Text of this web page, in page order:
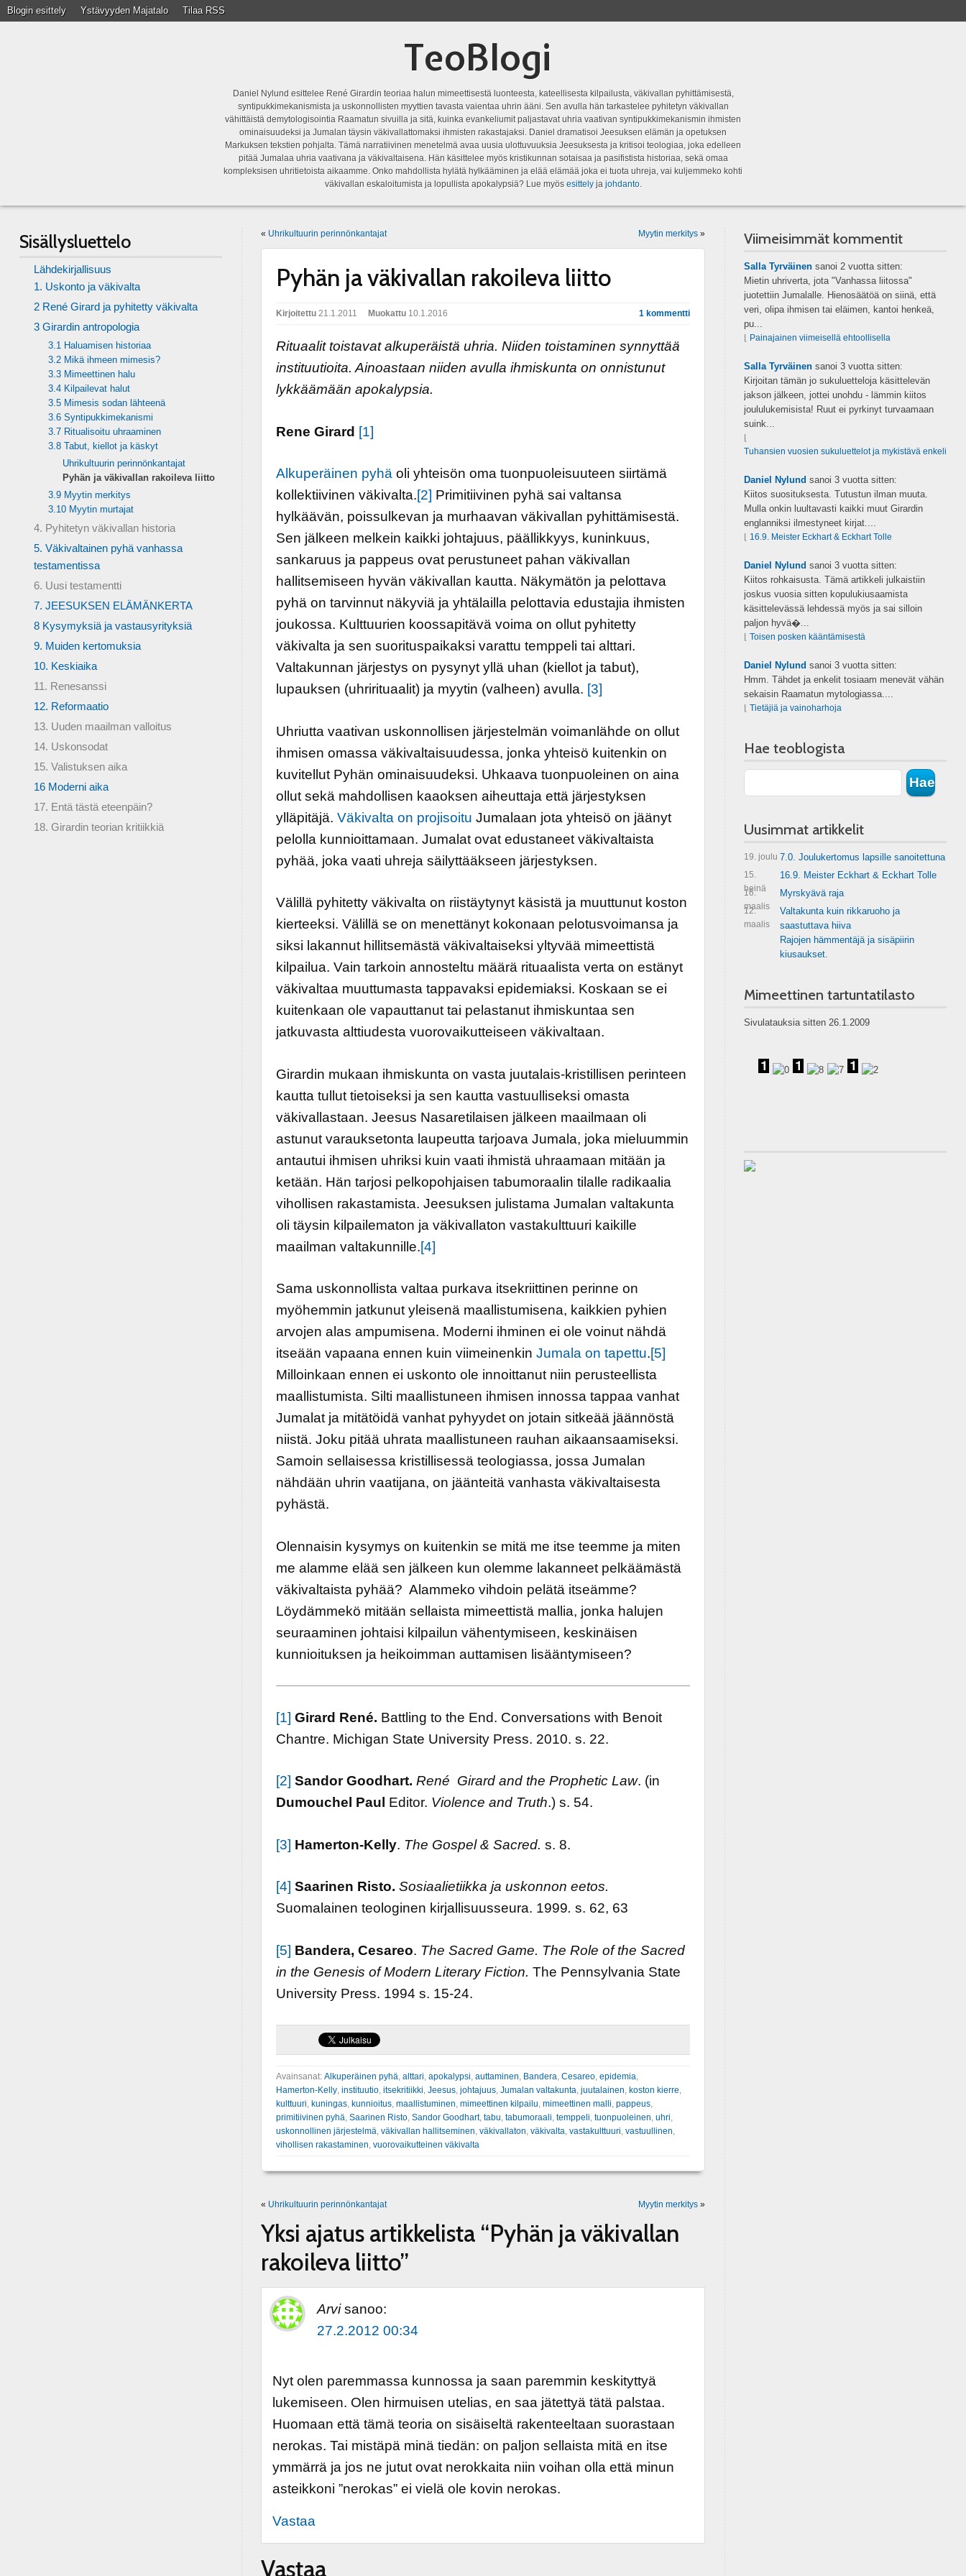
Blogin esittely Ystävyyden Majatalo Tilaa RSS
TeoBlogi
Daniel Nylund esittelee René Girardin teoriaa halun mimeettisestä luonteesta, kateellisesta kilpailusta, väkivallan pyhittämisestä,
syntipukkimekanismista ja uskonnollisten myyttien tavasta vaientaa uhrin ääni. Sen avulla hän tarkastelee pyhitetyn väkivallan
vähittäistä demytologisointia Raamatun sivuilla ja sitä, kuinka evankeliumit paljastavat uhria vaativan syntipukkimekanismin ihmisten
ominaisuudeksi ja Jumalan täysin väkivallattomaksi ihmisten rakastajaksi. Daniel dramatisoi Jeesuksen elämän ja opetuksen
Markuksen tekstien pohjalta. Tämä narratiivinen menetelmä avaa uusia ulottuvuuksia Jeesuksesta ja kritisoi teologiaa, joka edelleen
pitää Jumalaa uhria vaativana ja väkivaltaisena. Hän käsittelee myös kristikunnan sotaisaa ja pasifistista historiaa, sekä omaa
kompleksisen uhritietoista aikaamme. Onko mahdollista hylätä hylkääminen ja elää elämää joka ei tuota uhreja, vai kuljemmeko kohti
väkivallan eskaloitumista ja lopullista apokalypsiä? Lue myös esittelyja johdanto.
« Uhrikultuurin perinnönkantajat Myytin merkitys »
Pyhän ja väkivallan rakoileva liitto
1 kommentti
Kirjoitettu21.1.2011 Muokattu10.1.2016
Rituaalit toistavat alkuperäistä uhria. Niiden toistaminen synnyttää
instituutioita. Ainoastaan niiden avulla ihmiskunta on onnistunut
lykkäämään apokalypsia.
Rene Girard [1]
Alkuperäinen pyhä oli yhteisön oma tuonpuoleisuuteen siirtämä
kollektiivinen väkivalta.[2] Primitiivinen pyhä sai valtansa
hylkäävän, poissulkevan ja murhaavan väkivallan pyhittämisestä.
Sen jälkeen melkein kaikki johtajuus, päällikkyys, kuninkuus,
sankaruus ja pappeus ovat perustuneet pahan väkivallan
hallitsemiseen hyvän väkivallan kautta. Näkymätön ja pelottava
pyhä on tarvinnut näkyviä ja yhtälailla pelottavia edustajia ihmisten
joukossa. Kulttuurien koossapitävä voima on ollut pyhitetty
väkivalta ja sen suorituspaikaksi varattu temppeli tai alttari.
Valtakunnan järjestys on pysynyt yllä uhan (kiellot ja tabut),
lupauksen (uhrirituaalit) ja myytin (valheen) avulla. [3]
Uhriutta vaativan uskonnollisen järjestelmän voimanlähde on ollut
ihmisen omassa väkivaltaisuudessa, jonka yhteisö kuitenkin on
kuvitellut Pyhän ominaisuudeksi. Uhkaava tuonpuoleinen on aina
ollut sekä mahdollisen kaaoksen aiheuttaja että järjestyksen
ylläpitäjä. Väkivalta on projisoitu Jumalaan jota yhteisö on jäänyt
pelolla kunnioittamaan. Jumalat ovat edustaneet väkivaltaista
pyhää, joka vaati uhreja säilyttääkseen järjestyksen.
Välillä pyhitetty väkivalta on riistäytynyt käsistä ja muuttunut koston
kierteeksi. Välillä se on menettänyt kokonaan pelotusvoimansa ja
siksi lakannut hillitsemästä väkivaltaiseksi yltyvää mimeettistä
kilpailua. Vain tarkoin annosteltu määrä rituaalista verta on estänyt
väkivaltaa muuttumasta tappavaksi epidemiaksi. Koskaan se ei
kuitenkaan ole vapauttanut tai pelastanut ihmiskuntaa sen
jatkuvasta alttiudesta vuorovaikutteiseen väkivaltaan.
Girardin mukaan ihmiskunta on vasta juutalais-kristillisen perinteen
kautta tullut tietoiseksi ja sen kautta vastuulliseksi omasta
väkivallastaan. Jeesus Nasaretilaisen jälkeen maailmaan oli
astunut varauksetonta laupeutta tarjoava Jumala, joka mieluummin
antautui ihmisen uhriksi kuin vaati ihmistä uhraamaan mitään ja
ketään. Hän tarjosi pelkopohjaisen tabumoraalin tilalle radikaalia
vihollisen rakastamista. Jeesuksen julistama Jumalan valtakunta
oli täysin kilpailematon ja väkivallaton vastakulttuuri kaikille
maailman valtakunnille.[4]
Sama uskonnollista valtaa purkava itsekriittinen perinne on
myöhemmin jatkunut yleisenä maallistumisena, kaikkien pyhien
arvojen alas ampumisena. Moderni ihminen ei ole voinut nähdä
itseään vapaana ennen kuin viimeinenkin Jumala on tapettu.[5]
Milloinkaan ennen ei uskonto ole innoittanut niin perusteellista
maallistumista. Silti maallistuneen ihmisen innossa tappaa vanhat
Jumalat ja mitätöidä vanhat pyhyydet on jotain sitkeää jäännöstä
niistä. Joku pitää uhrata maallistuneen rauhan aikaansaamiseksi.
Samoin sellaisessa kristillisessä teologiassa, jossa Jumalan
nähdään uhrin vaatijana, on jäänteitä vanhasta väkivaltaisesta
pyhästä.
Olennaisin kysymys on kuitenkin se mitä me itse teemme ja miten
me alamme elää sen jälkeen kun olemme lakanneet pelkäämästä
väkivaltaista pyhää? Alammeko vihdoin pelätä itseämme?
Löydämmekö mitään sellaista mimeettistä mallia, jonka halujen
seuraaminen johtaisi kilpailun vähentymiseen, keskinäisen
kunnioituksen ja heikoimman auttamisen lisääntymiseen?
[1] Girard René. Battling to the End. Conversations with Benoit
Chantre. Michigan State University Press. 2010. s. 22.
[2] Sandor Goodhart. René Girard and the Prophetic Law. (in
Dumouchel Paul Editor. Violence and Truth.) s. 54.
[3] Hamerton-Kelly. The Gospel & Sacred. s. 8.
[4] Saarinen Risto. Sosiaalietiikka ja uskonnon eetos.
Suomalainen teologinen kirjallisuusseura. 1999. s. 62, 63
[5] Bandera, Cesareo. The Sacred Game. The Role of the Sacred
in the Genesis of Modern Literary Fiction. The Pennsylvania State
University Press. 1994 s. 15-24.
Avainsanat: Alkuperäinen pyhä, alttari, apokalypsi, auttaminen, Bandera, Cesareo, epidemia,
Hamerton-Kelly, instituutio, itsekritiikki, Jeesus, johtajuus, Jumalan valtakunta, juutalainen, koston kierre,
kulttuuri, kuningas, kunnioitus, maallistuminen, mimeettinen kilpailu, mimeettinen malli, pappeus,
primitiivinen pyhä, Saarinen Risto, Sandor Goodhart, tabu, tabumoraali, temppeli, tuonpuoleinen, uhri,
uskonnollinen järjestelmä, väkivallan hallitseminen, väkivallaton, väkivalta, vastakulttuuri, vastuullinen,
vihollisen rakastaminen, vuorovaikutteinen väkivalta
« Uhrikultuurin perinnönkantajat Myytin merkitys »
Yksi ajatus artikkelista “Pyhän ja väkivallan
rakoileva liitto”
Arvi sanoo:
27.2.2012 00:34
Nyt olen paremmassa kunnossa ja saan paremmin keskityttyä
lukemiseen. Olen hirmuisen utelias, en saa jätettyä tätä palstaa.
Huomaan että tämä teoria on sisäiseltä rakenteeltaan suorastaan
nerokas. Tai mistäpä minä tiedän: on paljon sellaista mitä en itse
ymmärrä ja jos ne jutut ovat nerokkaita niin voihan olla että minun
asteikkoni ”nerokas” ei vielä ole kovin nerokas.
Vastaa
Vastaa
Sisällysluettelo
Lähdekirjallisuus
1. Uskonto ja väkivalta
2 René Girard ja pyhitetty väkivalta
3 Girardin antropologia
3.1 Haluamisen historiaa
3.2 Mikä ihmeen mimesis?
3.3 Mimeettinen halu
3.4 Kilpailevat halut
3.5 Mimesis sodan lähteenä
3.6 Syntipukkimekanismi
3.7 Ritualisoitu uhraaminen
3.8 Tabut, kiellot ja käskyt
Uhrikultuurin perinnönkantajat
Pyhän ja väkivallan rakoileva liitto
3.9 Myytin merkitys
3.10 Myytin murtajat
4. Pyhitetyn väkivallan historia
5. Väkivaltainen pyhä vanhassa
testamentissa
6. Uusi testamentti
7. JEESUKSEN ELÄMÄNKERTA
8 Kysymyksiä ja vastausyrityksiä
9. Muiden kertomuksia
10. Keskiaika
11. Renesanssi
12. Reformaatio
13. Uuden maailman valloitus
14. Uskonsodat
15. Valistuksen aika
16 Moderni aika
17. Entä tästä eteenpäin?
18. Girardin teorian kritiikkiä
Viimeisimmät kommentit
Salla Tyrväinensanoi 2 vuotta sitten:
Mietin uhriverta, jota "Vanhassa liitossa"
juotettiin Jumalalle. Hienosäätöä on siinä, että
veri, olipa ihmisen tai eläimen, kantoi henkeä,
pu...
Painajainen viimeisellä ehtoollisella
Salla Tyrväinensanoi 3 vuotta sitten:
Kirjoitan tämän jo sukuluetteloja käsittelevän
jakson jälkeen, jottei unohdu - lämmin kiitos
joululukemisista! Ruut ei pyrkinyt turvaamaan
suink...
Tuhansien vuosien sukuluettelot ja mykistävä enkeli
Daniel Nylund sanoi 3 vuotta sitten:
Kiitos suosituksesta. Tutustun ilman muuta.
Mulla onkin luultavasti kaikki muut Girardin
englanniksi ilmestyneet kirjat....
16.9. Meister Eckhart & Eckhart Tolle
Daniel Nylund sanoi 3 vuotta sitten:
Kiitos rohkaisusta. Tämä artikkeli julkaistiin
joskus vuosia sitten kopulukiusaamista
käsittelevässä lehdessä myös ja sai silloin
paljon hyvä�...
Toisen posken kääntämisestä
Daniel Nylund sanoi 3 vuotta sitten:
Hmm. Tähdet ja enkelit tosiaam menevät vähän
sekaisin Raamatun mytologiassa....
Tietäjiä ja vainoharhoja
Hae teoblogista
Uusimmat artikkelit
19. joulu 7.0. Joulukertomus lapsille sanoitettuna
15.
heinä
16.9. Meister Eckhart & Eckhart Tolle
16.
maalis
Myrskyävä raja
12.
maalis
Valtakunta kuin rikkaruoho ja
saastuttava hiiva
Rajojen hämmentäjä ja sisäpiirin
kiusaukset.
Mimeettinen tartuntatilasto
Sivulatauksia sitten 26.1.2009